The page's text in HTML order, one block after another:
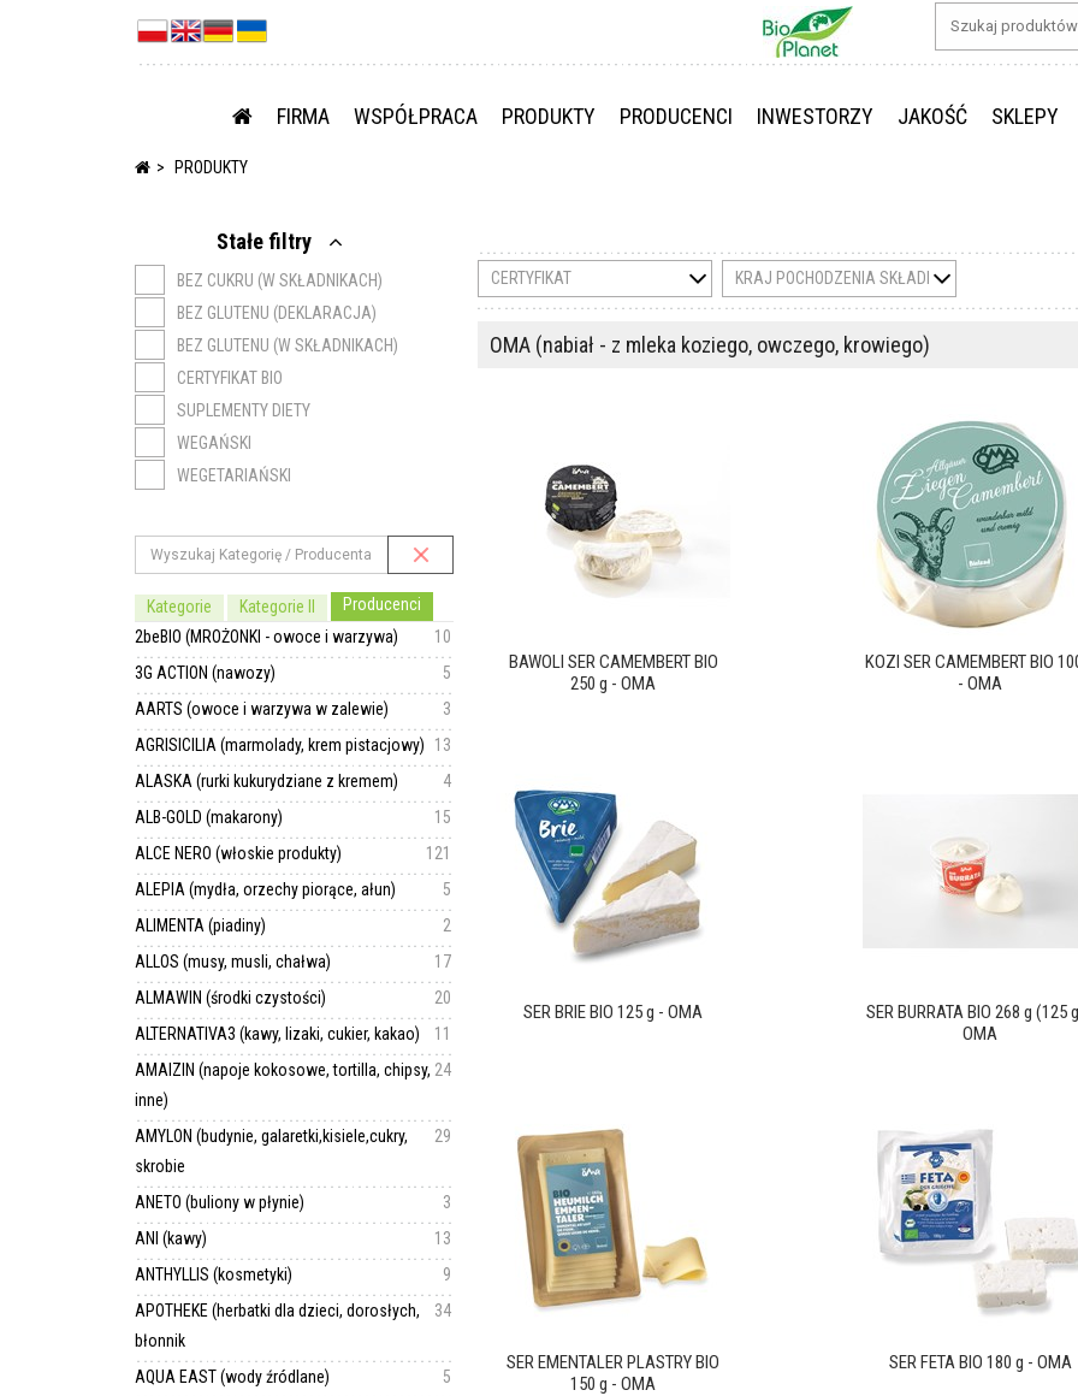
FIRMA WSPÓŁPRACA PRODUKTY PRODUCENCI INWESTORZY JAKOŚĆ SKLEPY
PRODUKTY
Stałe filtry
BEZ CUKRU (W SKŁADNIKACH)
BEZ GLUTENU (DEKLARACJA)
BEZ GLUTENU (W SKŁADNIKACH)
CERTYFIKAT BIO
SUPLEMENTY DIETY
WEGAŃSKI
WEGETARIAŃSKI
Kategorie Kategorie II
Producenci
10
2beBIO (MROŻONKI - owoce i warzywa)
5
3G ACTION (nawozy)
3
AARTS (owoce i warzywa w zalewie)
13
AGRISICILIA (marmolady, krem pistacjowy)
4
ALASKA (rurki kukurydziane z kremem)
15
ALB-GOLD (makarony)
121
ALCE NERO (włoskie produkty)
5
ALEPIA (mydła, orzechy piorące, ałun)
2
ALIMENTA (piadiny)
17
ALLOS (musy, musli, chałwa)
20
ALMAWIN (środki czystości)
11
ALTERNATIVA3 (kawy, lizaki, cukier, kakao)
24
AMAIZIN (napoje kokosowe, tortilla, chipsy,
inne)
29
AMYLON (budynie, galaretki,kisiele,cukry,
skrobie
3
ANETO (buliony w płynie)
13
ANI (kawy)
9
ANTHYLLIS (kosmetyki)
34
APOTHEKE (herbatki dla dzieci, dorosłych,
błonnik
5
AQUA EAST (wody źródlane)
CERTYFIKAT KRAJ POCHODZENIA SKŁADNIKÓW
OMA (nabiał - z mleka koziego, owczego, krowiego)
BAWOLI SER CAMEMBERT BIO
250 g - OMA
KOZI SER CAMEMBERT BIO
- OMA
SER BRIE BIO 125 g - OMA
SER BURRATA BIO 268 g (125
OMA
SER EMENTALER PLASTRY BIO
150 g - OMA
SER FETA BIO 180 g - OMA